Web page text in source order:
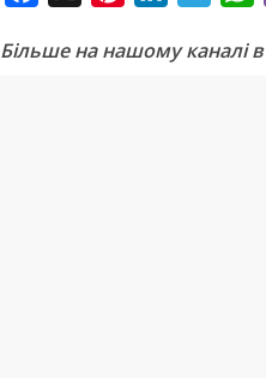
c
n
n
l
a
Більше на нашому каналі в